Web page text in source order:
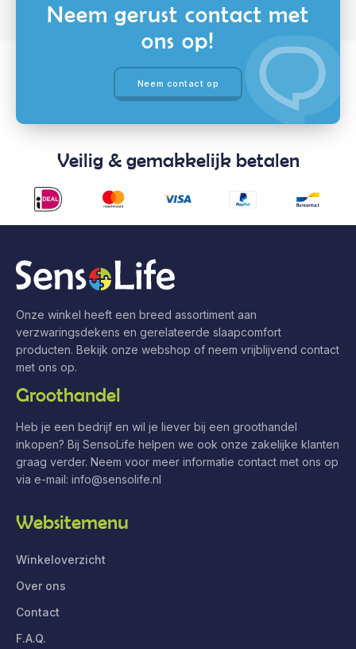
Neem gerust contact met
ons op!
Neem contact op
Veilig & gemakkelijk betalen
Onze winkel heeft een breed assortiment aan
verzwaringsdekens en gerelateerde slaapcomfort
producten. Bekijk onze webshop of neem vrijblijvend contact
met ons op.
Groothandel
Heb je een bedrijf en wil je liever bij een groothandel
inkopen? Bij SensoLife helpen we ook onze zakelijke klanten
graag verder. Neem voor meer informatie contact met ons op
via e-mail: info@sensolife.nl
Websitemenu
Winkeloverzicht
Over ons
Contact
F.A.Q.